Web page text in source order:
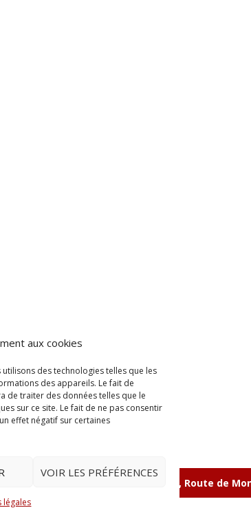
aux cookies
des technologies telles que les
des appareils. Le fait de
de traiter des données telles que le
sur ce site. Le fait de ne pas consentir
effet négatif sur certaines
VOIR LES PRÉFÉRENCES
légales
1 Avenue Gustave Charlery, Route de